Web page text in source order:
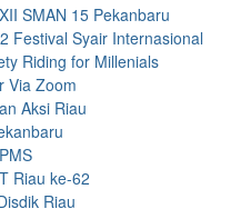
SMAN 15 Pekanbaru
Festival Syair Internasional
Riding for Millenials
Via Zoom
Aksi Riau
Riau ke-62
Riau